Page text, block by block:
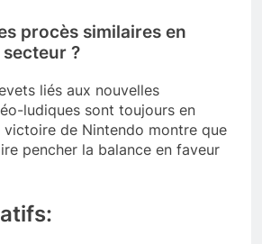
procès similaires en
?
liés aux nouvelles
ludiques sont toujours en
de Nintendo montre que
pencher la balance en faveur